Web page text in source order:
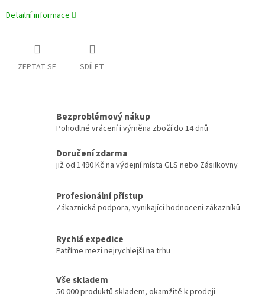
Detailní informace
ZEPTAT SE SDÍLET
Bezproblémový nákup
Pohodlné vrácení i výměna zboží do 14 dnů
Doručení zdarma
již od 1490 Kč na výdejní místa GLS nebo Zásilkovny
Profesionální přístup
Zákaznická podpora, vynikající hodnocení zákazníků
Rychlá expedice
Patříme mezi nejrychlejší na trhu
Vše skladem
50 000 produktů skladem, okamžitě k prodeji